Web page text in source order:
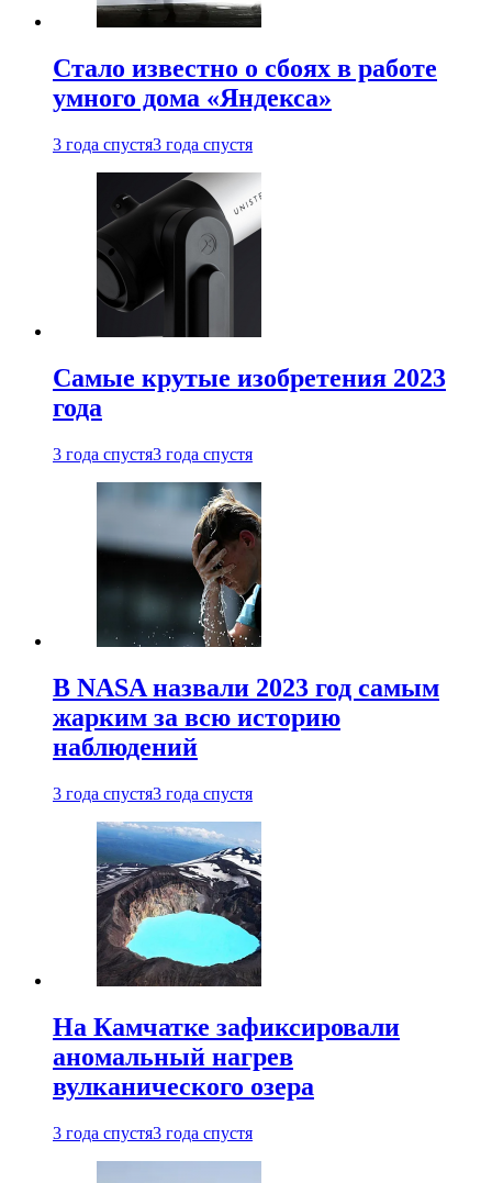
Стало известно о сбоях в работе
умного дома «Яндекса»
3 года спустя3 года спустя
Самые крутые изобретения 2023
года
3 года спустя3 года спустя
В NASA назвали 2023 год самым
жарким за всю историю
наблюдений
3 года спустя3 года спустя
На Камчатке зафиксировали
аномальный нагрев
вулканического озера
3 года спустя3 года спустя